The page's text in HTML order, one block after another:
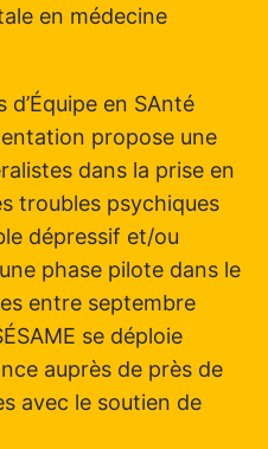
en médecine
d’Équipe en SAnté
propose une
dans la prise en
troubles psychiques
dépressif et/ou
phase pilote dans le
entre septembre
se déploie
auprès de près de
avec le soutien de